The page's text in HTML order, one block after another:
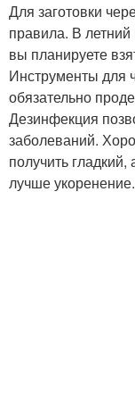
Для заготовки
правила. В летний
вы планируете
Инструменты для
обязательно
Дезинфекция
заболеваний.
получить
лучше укоренение.